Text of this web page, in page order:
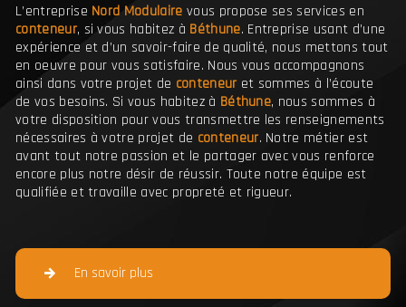
L’entreprise Nord Modulaire vous propose ses services en
conteneur, si vous habitez à Béthune. Entreprise usant d’une
expérience et d’un savoir-faire de qualité, nous mettons tout
en oeuvre pour vous satisfaire. Nous vous accompagnons
ainsi dans votre projet de conteneur et sommes à l’écoute
de vos besoins. Si vous habitez à Béthune, nous sommes à
votre disposition pour vous transmettre les renseignements
nécessaires à votre projet de conteneur. Notre métier est
avant tout notre passion et le partager avec vous renforce
encore plus notre désir de réussir. Toute notre équipe est
qualifiée et travaille avec propreté et rigueur.
En savoir plus